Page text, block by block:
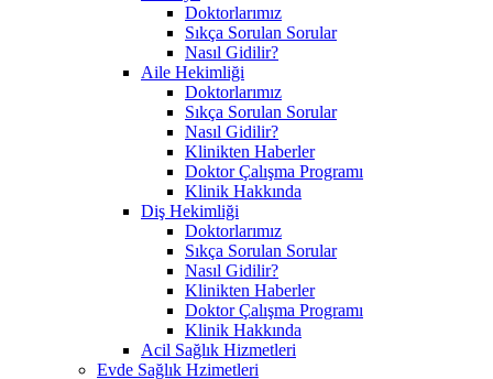
Doktorlarımız
Sıkça Sorulan Sorular
Nasıl Gidilir?
Aile Hekimliği
Doktorlarımız
Sıkça Sorulan Sorular
Nasıl Gidilir?
Klinikten Haberler
Doktor Çalışma Programı
Klinik Hakkında
Diş Hekimliği
Doktorlarımız
Sıkça Sorulan Sorular
Nasıl Gidilir?
Klinikten Haberler
Doktor Çalışma Programı
Klinik Hakkında
Acil Sağlık Hizmetleri
Evde Sağlık Hzimetleri